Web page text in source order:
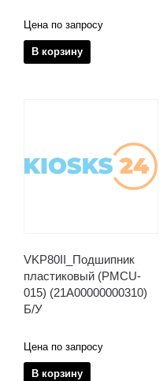
Цена по запросу
В корзину
VKP80II_Подшипник
пластиковый (PMCU-
015) (21A00000000310)
Б/У
Цена по запросу
В корзину